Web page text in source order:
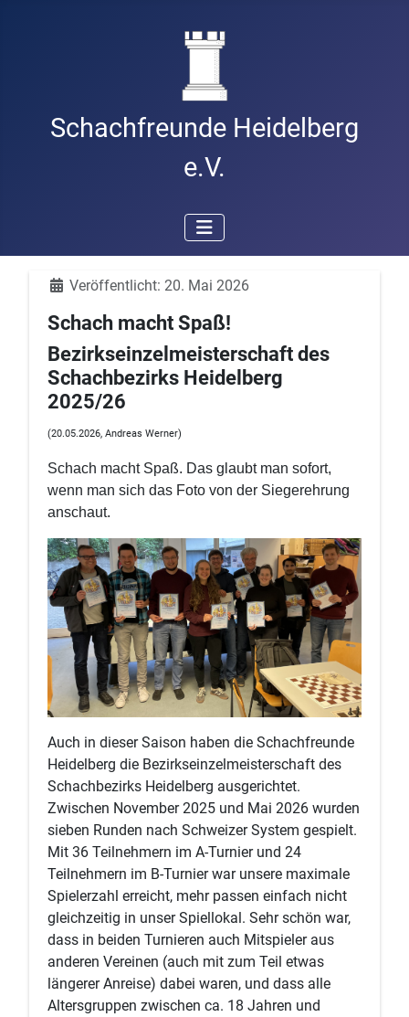
Schachfreunde Heidelberg
e.V.
DetailsVeröffentlicht: 20. Mai 2026
Schach macht Spaß!
Bezirkseinzelmeisterschaft des
Schachbezirks Heidelberg
2025/26
(20.05.2026, Andreas Werner)
Schach macht Spaß. Das glaubt man sofort,
wenn man sich das Foto von der Siegerehrung
anschaut.
Auch in dieser Saison haben die Schachfreunde
Heidelberg die Bezirkseinzelmeisterschaft des
Schachbezirks Heidelberg ausgerichtet.
Zwischen November 2025 und Mai 2026 wurden
sieben Runden nach Schweizer System gespielt.
Mit 36 Teilnehmern im A-Turnier und 24
Teilnehmern im B-Turnier war unsere maximale
Spielerzahl erreicht, mehr passen einfach nicht
gleichzeitig in unser Spiellokal. Sehr schön war,
dass in beiden Turnieren auch Mitspieler aus
anderen Vereinen (auch mit zum Teil etwas
längerer Anreise) dabei waren, und dass alle
Altersgruppen zwischen ca. 18 Jahren und